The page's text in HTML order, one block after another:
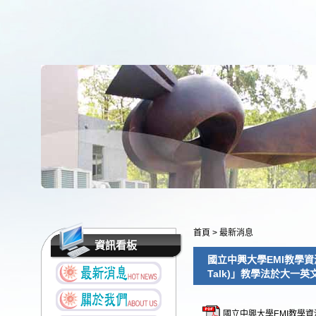
資訊看板
首頁 > 最新消息
國立中興大學EMI教學
Talk)」教學法於大一英
國立中興大學EMI教學